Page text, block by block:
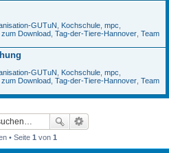
GUTuN, Kochschule, mpc,
Download, Tag-der-Tiere-Hannover, Team
GUTuN, Kochschule, mpc,
Download, Tag-der-Tiere-Hannover, Team
• Seite 1 von 1